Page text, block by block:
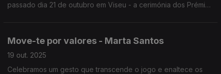
passado dia 21 de outubro em Viseu - a cerimónia dos Prémios
Move-te por valores - Marta Santos
19 out. 2025
Celebramos um gesto que transcende o jogo e enaltece os